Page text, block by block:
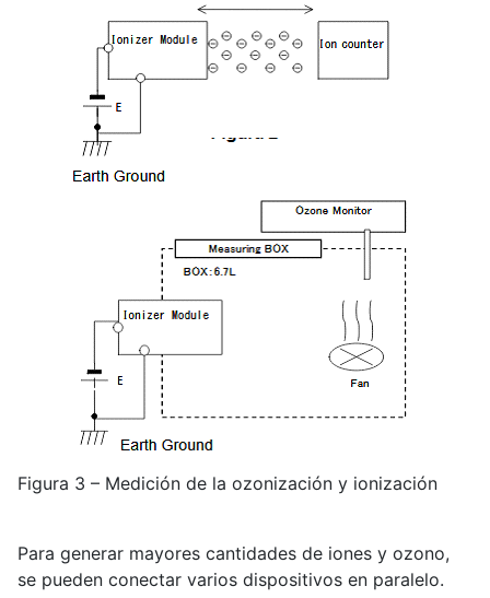
Figura 3 – Medición de la ozonización y ionización
Para generar mayores cantidades de iones y ozono,
se pueden conectar varios dispositivos en paralelo.